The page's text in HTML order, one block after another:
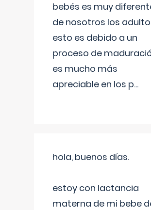
bebés es muy
de nosotros los
esto es debido a un
proceso de
es mucho más
apreciable en los p...
hola, buenos días.
estoy con lactancia
materna de mi bebe